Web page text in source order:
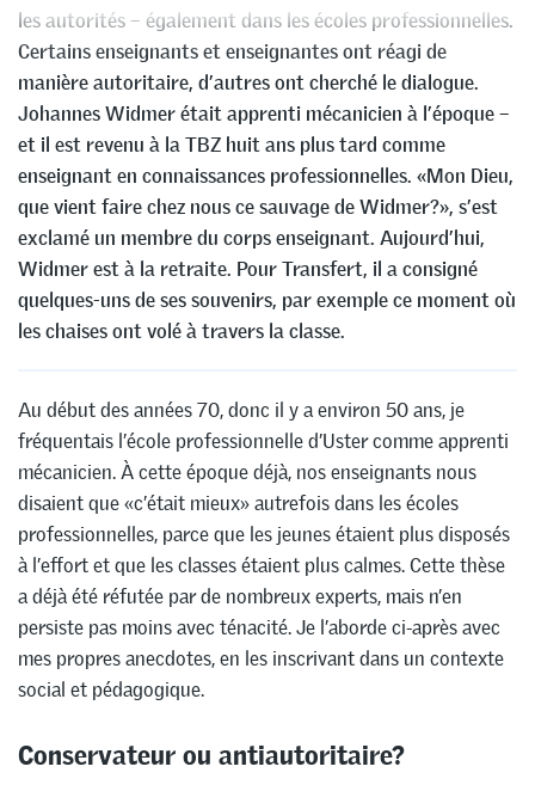
les autorités – également dans les écoles professionnelles.
Certains enseignants et enseignantes ont réagi de
manière autoritaire, d’autres ont cherché le dialogue.
Johannes Widmer était apprenti mécanicien à l’époque –
et il est revenu à la TBZ huit ans plus tard comme
enseignant en connaissances professionnelles. «Mon Dieu,
que vient faire chez nous ce sauvage de Widmer?», s’est
exclamé un membre du corps enseignant. Aujourd’hui,
Widmer est à la retraite. Pour Transfert, il a consigné
quelques-uns de ses souvenirs, par exemple ce moment où
les chaises ont volé à travers la classe.
Au début des années 70, donc il y a environ 50 ans, je
fréquentais l’école professionnelle d’Uster comme apprenti
mécanicien. À cette époque déjà, nos enseignants nous
disaient que «c’était mieux» autrefois dans les écoles
professionnelles, parce que les jeunes étaient plus disposés
à l’effort et que les classes étaient plus calmes. Cette thèse
a déjà été réfutée par de nombreux experts, mais n’en
persiste pas moins avec ténacité. Je l’aborde ci-après avec
mes propres anecdotes, en les inscrivant dans un contexte
social et pédagogique.
Conservateur ou antiautoritaire?